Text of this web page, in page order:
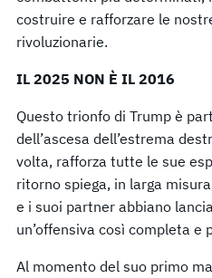
costruire e rafforzare le
rivoluzionarie.
IL 2025 NON È IL 2016
Questo trionfo di Trump è
dell’ascesa dell’estrema
volta, rafforza tutte le sue
ritorno spiega, in larga
e i suoi partner abbiano
un’offensiva così completa e
Al momento del suo primo